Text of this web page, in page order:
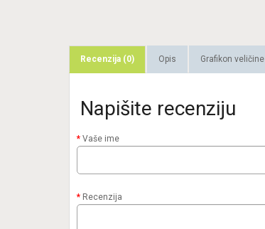
Recenzija (0) Opis Grafikon veličine
Napišite recenziju
Vaše ime
Recenzija